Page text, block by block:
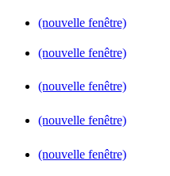
(nouvelle fenêtre)
(nouvelle fenêtre)
(nouvelle fenêtre)
(nouvelle fenêtre)
(nouvelle fenêtre)